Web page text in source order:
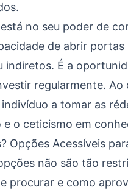
no seu poder de
de abrir
É a
regularmente.
a tomar as
o ceticismo em
Opções Acessíveis
não são tão
procurar e como